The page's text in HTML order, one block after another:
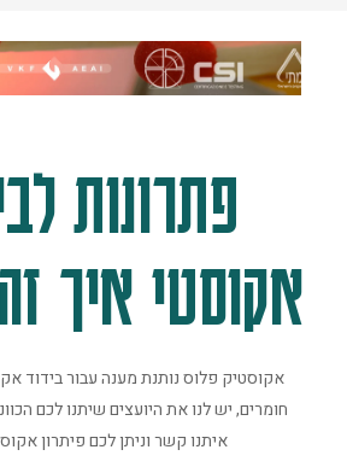
פתרונות
אקוסטי איך
אקוסטיק פלוס נותנת מענה עבור בידוד
חומרים, יש לנו את היועצים שיתנו לכם
איתנו קשר וניתן לכם פיתרון